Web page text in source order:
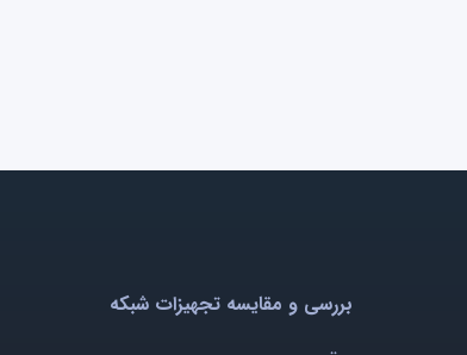
بررسی و مقایسه تجهیزات شبکه